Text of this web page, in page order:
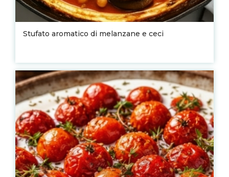
Stufato aromatico di melanzane e ceci